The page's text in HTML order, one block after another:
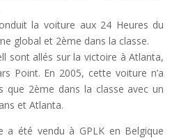
la voiture aux 24 Heures du
global et 2ème dans la classe.
sont allés sur la victoire à Atlanta,
Point. En 2005, cette voiture n’a
que 2ème dans la classe avec un
et Atlanta.
a été vendu à GPLK en Belgique